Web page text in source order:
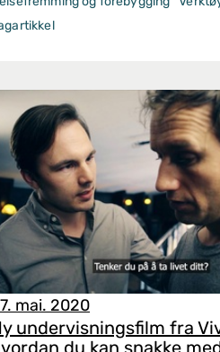
mai. 2020
undervisningsfilm fra
du kan snakke